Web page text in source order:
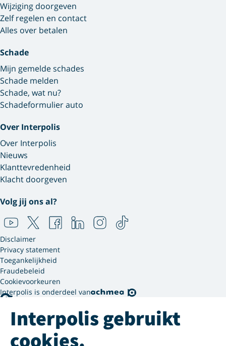
Wijziging doorgeven
Zelf regelen en contact
Alles over betalen
Schade
Mijn gemelde schades
Schade melden
Schade, wat nu?
Schadeformulier auto
Over Interpolis
Over Interpolis
Nieuws
Klanttevredenheid
Klacht doorgeven
Volg jij ons al?
Disclaimer
Privacy statement
Toegankelijkheid
Fraudebeleid
Cookievoorkeuren
Interpolis is onderdeel van
Interpolis gebruikt
cookies.